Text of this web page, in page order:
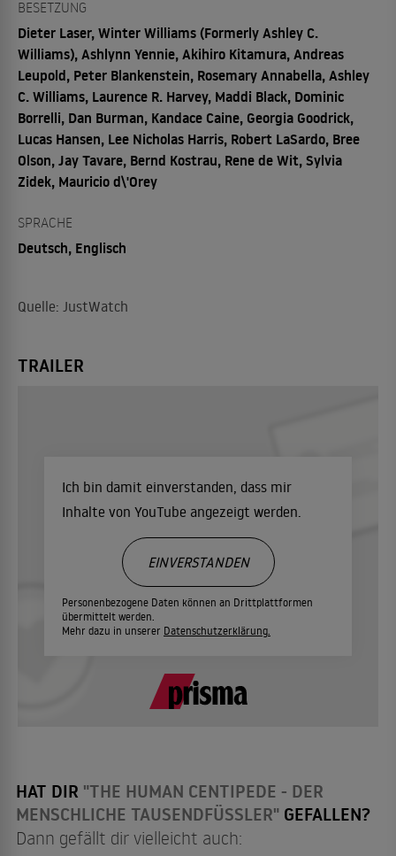
BESETZUNG
Dieter Laser, Winter Williams (Formerly Ashley C.
Williams), Ashlynn Yennie, Akihiro Kitamura, Andreas
Leupold, Peter Blankenstein, Rosemary Annabella, Ashley
C. Williams, Laurence R. Harvey, Maddi Black, Dominic
Borrelli, Dan Burman, Kandace Caine, Georgia Goodrick,
Lucas Hansen, Lee Nicholas Harris, Robert LaSardo, Bree
Olson, Jay Tavare, Bernd Kostrau, Rene de Wit, Sylvia
Zidek, Mauricio d\'Orey
SPRACHE
Deutsch, Englisch
Quelle: JustWatch
TRAILER
Ich bin damit einverstanden, dass mir
Inhalte von YouTube angezeigt werden.
Personenbezogene Daten können an Drittplattformen
übermittelt werden.
Mehr dazu in unserer Datenschutzerklärung.
EINVERSTANDEN
HAT DIR "THE HUMAN CENTIPEDE - DER
MENSCHLICHE TAUSENDFÜSSLER" GEFALLEN?
Dann gefällt dir vielleicht auch: